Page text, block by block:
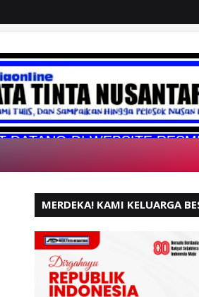
DI WEBSITE RESMI MATA
MERDEKA! KAMI KELUARGA